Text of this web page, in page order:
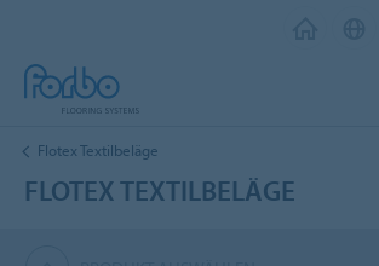
Flotex Textilbeläge
FLOTEX TEXTILBELÄGE